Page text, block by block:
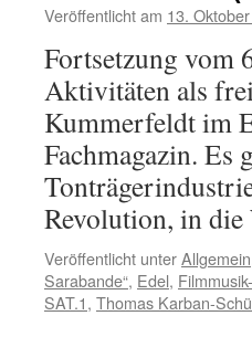
Veröffentlicht am 13.
Fortsetzung vom
Aktivitäten als
Kummerfeldt im
Fachmagazin. Es
Revolution, in
Veröffentlicht unterAllgemein
Sarabande“, Edel,
SAT.1, Thomas Karban-